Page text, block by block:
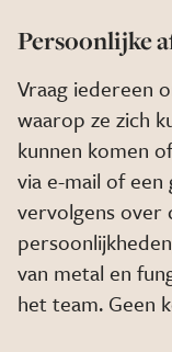
Persoonlijke
Vraag iedereen
waarop ze zich
kunnen komen
via e-mail of
vervolgens over
van metal en
het team. Geen